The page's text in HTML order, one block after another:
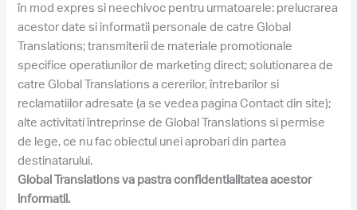
în mod expres si neechivoc pentru urmatoarele: prelucrarea
acestor date si informatii personale de catre Global
Translations; transmiterii de materiale promotionale
specifice operatiunilor de marketing direct; solutionarea de
catre Global Translations a cererilor, întrebarilor si
reclamatiilor adresate (a se vedea pagina Contact din site);
alte activitati întreprinse de Global Translations si permise
de lege, ce nu fac obiectul unei aprobari din partea
destinatarului.
Global Translations va pastra confidentialitatea acestor
informatii.